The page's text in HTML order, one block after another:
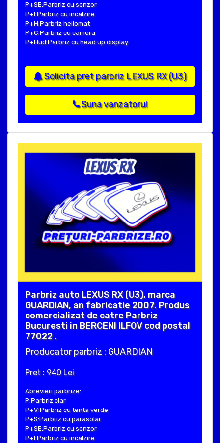
P+SE:Parbriz cu senzor
P+I:Parbriz cu incalzire
P+H:Parbriz heliomat
P+C:Parbriz cu camera
P+Hud:Parbriz cu head up display
Solicita pret parbriz LEXUS RX (U3)
Suna vanzatorul
Parbriz auto LEXUS RX (U3), marca
GUARDIAN, an fabricatie 2007. Produs
comercializat de catre Parbriz
Bucuresti in BERCENI ILFOV cod postal
77022 .
Producator parbriz : GUARDIAN
Pret : 940 Lei
Abrevieri parbrize:
P:Parbriz clar
P+V:Parbriz cu tenta verde
P+S:Parbriz cu parasolar
P+SE:Parbriz cu senzor
P+I:Parbriz cu incalzire